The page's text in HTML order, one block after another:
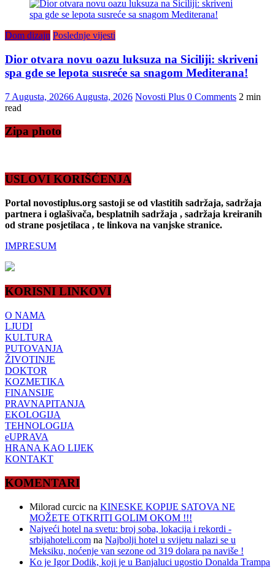
Dom dizajn Poslednje vijesti
Dior otvara novu oazu luksuza na Siciliji: skriveni
spa gde se lepota susreće sa snagom Mediterana!
7 Augusta, 20266 Augusta, 2026 Novosti Plus 0 Comments 2 min
read
Zipa photo
USLOVI KORIŠĆENJA
Portal novostiplus.org sastoji se od vlastitih sadržaja, sadržaja
partnera i oglašivača, besplatnih sadržaja , sadržaja kreiranih
od strane posjetilaca , te linkova na vanjske stranice.
IMPRESUM
KORISNI LINKOVI
O NAMA
LJUDI
KULTURA
PUTOVANJA
ŽIVOTINJE
DOKTOR
KOZMETIKA
FINANSIJE
PRAVNAPITANJA
EKOLOGIJA
TEHNOLOGIJA
eUPRAVA
HRANA KAO LIJEK
KONTAKT
KOMENTARI
Milorad curcic na KINESKE KOPIJE SATOVA NE
MOŽETE OTKRITI GOLIM OKOM !!!
Najveći hotel na svetu: broj soba, lokacija i rekordi -
srbijahoteli.com na Najbolji hotel u svijetu nalazi se u
Meksiku, noćenje van sezone od 319 dolara pa naviše !
Ko je Igor Dodik, koji je u Banjaluci ugostio Donalda Trampa